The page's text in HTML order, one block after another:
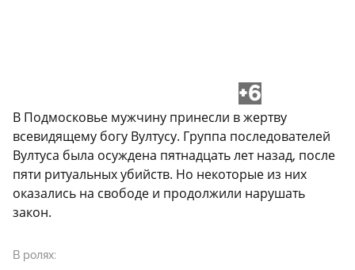
+6
В Подмосковье мужчину принесли в жертву
всевидящему богу Вултусу. Группа последователей
Вултуса была осуждена пятнадцать лет назад, после
пяти ритуальных убийств. Но некоторые из них
оказались на свободе и продолжили нарушать
закон.
В ролях: